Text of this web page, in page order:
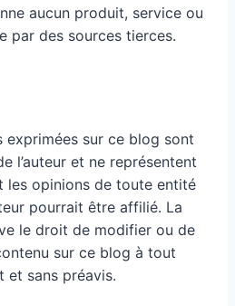
aucun produit, service ou
par des sources tierces.
exprimées sur ce blog sont
l’auteur et ne représentent
les opinions de toute entité
pourrait être affilié. La
le droit de modifier ou de
sur ce blog à tout
et sans préavis.